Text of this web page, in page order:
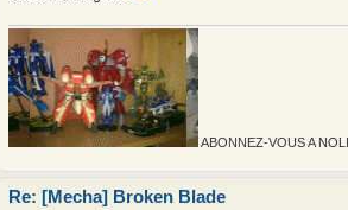
ABONNEZ-VOUS A
Re: [Mecha] Broken Blade